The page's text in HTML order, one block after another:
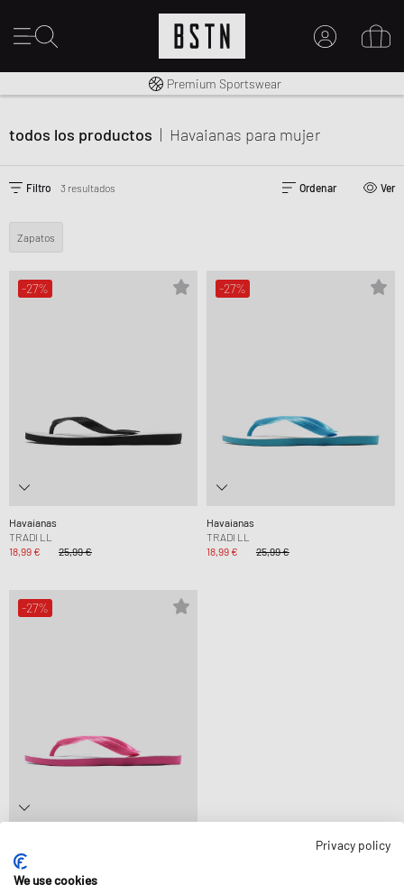
Envío gratuito a España desde € 100
Premium Sportswear
todos los productos | Havaianas para mujer
Filtro 3 resultados Ordenar Ver
Zapatos
-27%
Havaianas
TRADI LL
18,99 €
25,99 €
-27%
Havaianas
TRADI LL
18,99 €
25,99 €
-27%
TRADI LL
18,99 €
REDUJO AÚN MÁS
Privacy policy
We use cookies